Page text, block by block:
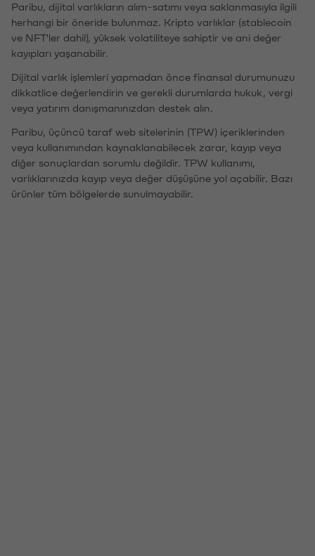
Paribu, dijital varlıkların alım-satımı veya saklanmasıyla ilgili
herhangi bir öneride bulunmaz. Kripto varlıklar (stablecoin
ve NFT'ler dahil), yüksek volatiliteye sahiptir ve ani değer
kayıpları yaşanabilir.
Dijital varlık işlemleri yapmadan önce finansal durumunuzu
dikkatlice değerlendirin ve gerekli durumlarda hukuk, vergi
veya yatırım danışmanınızdan destek alın.
Paribu, üçüncü taraf web sitelerinin (TPW) içeriklerinden
veya kullanımından kaynaklanabilecek zarar, kayıp veya
diğer sonuçlardan sorumlu değildir. TPW kullanımı,
varlıklarınızda kayıp veya değer düşüşüne yol açabilir. Bazı
ürünler tüm bölgelerde sunulmayabilir.